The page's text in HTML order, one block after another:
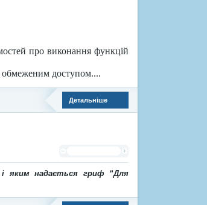
про виконання функцій
обмеженим доступом....
Детальніше
яким надається гриф “Для